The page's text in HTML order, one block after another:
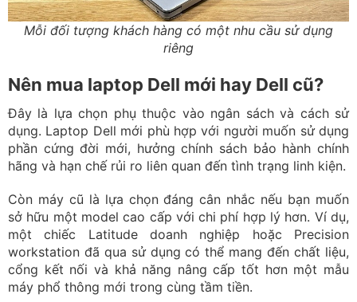
Mỗi đối tượng khách hàng có một nhu cầu sử dụng
riêng
Nên mua laptop Dell mới hay Dell cũ?
Đây là lựa chọn phụ thuộc vào ngân sách và cách sử
dụng. Laptop Dell mới phù hợp với người muốn sử dụng
phần cứng đời mới, hưởng chính sách bảo hành chính
hãng và hạn chế rủi ro liên quan đến tình trạng linh kiện.
Còn máy cũ là lựa chọn đáng cân nhắc nếu bạn muốn
sở hữu một model cao cấp với chi phí hợp lý hơn. Ví dụ,
một chiếc Latitude doanh nghiệp hoặc Precision
workstation đã qua sử dụng có thể mang đến chất liệu,
cổng kết nối và khả năng nâng cấp tốt hơn một mẫu
máy phổ thông mới trong cùng tầm tiền.